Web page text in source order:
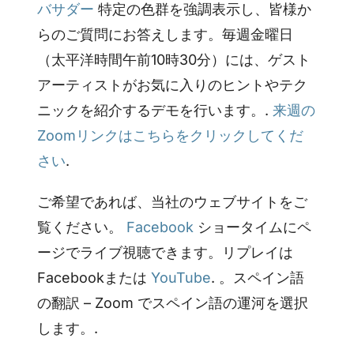
バサダー 特定の色群を強調表示し、皆様か
らのご質問にお答えします。毎週金曜日
（太平洋時間午前10時30分）には、ゲスト
アーティストがお気に入りのヒントやテク
ニックを紹介するデモを行います。.来週の
Zoomリンクはこちらをクリックしてくだ
さい.
ご希望であれば、当社のウェブサイトをご
覧ください。 Facebook ショータイムにペ
ージでライブ視聴できます。リプレイは
FacebookまたはYouTube. 。スペイン語
の翻訳 – Zoom でスペイン語の運河を選択
します。.